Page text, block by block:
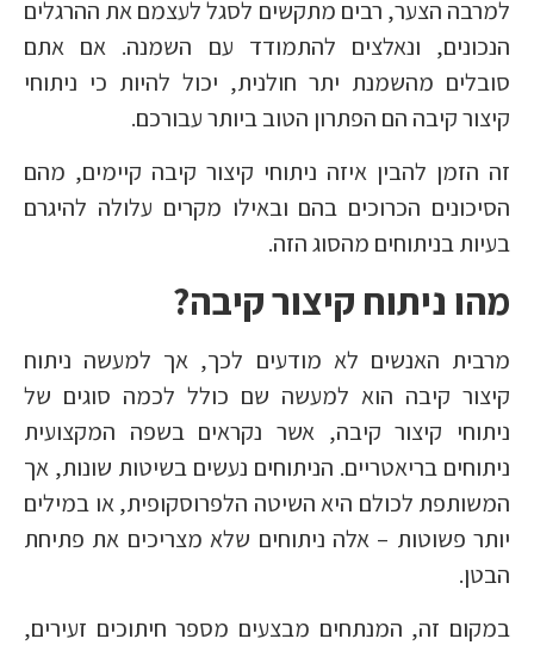
למרבה הצער, רבים מתקשים לסגל לעצמם את ההרגלים
הנכונים, ונאלצים להתמודד עם השמנה. אם אתם
סובלים מהשמנת יתר חולנית, יכול להיות כי ניתוחי
קיצור קיבה הם הפתרון הטוב ביותר עבורכם.
זה הזמן להבין איזה ניתוחי קיצור קיבה קיימים, מהם
הסיכונים הכרוכים בהם ובאילו מקרים עלולה להיגרם
בעיות בניתוחים מהסוג הזה.
מהו ניתוח קיצור קיבה?
מרבית האנשים לא מודעים לכך, אך למעשה ניתוח
קיצור קיבה הוא למעשה שם כולל לכמה סוגים של
ניתוחי קיצור קיבה, אשר נקראים בשפה המקצועית
ניתוחים בריאטריים. הניתוחים נעשים בשיטות שונות, אך
המשותפת לכולם היא השיטה הלפרוסקופית, או במילים
יותר פשוטות – אלה ניתוחים שלא מצריכים את פתיחת
הבטן.
במקום זה, המנתחים מבצעים מספר חיתוכים זעירים,